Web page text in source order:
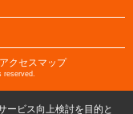
アクセスマップ
ービス向上検討を目的と